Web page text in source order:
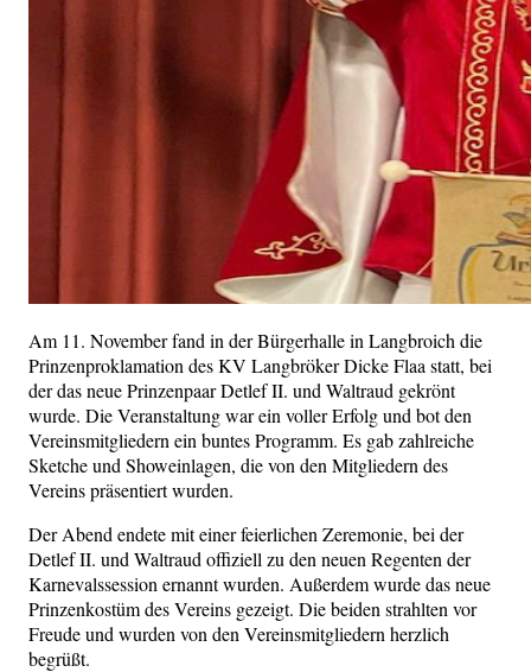
Am 11. November fand in der Bürgerhalle in Langbroich die
Prinzenproklamation des KV Langbröker Dicke Flaa statt, bei
der das neue Prinzenpaar Detlef II. und Waltraud gekrönt
wurde. Die Veranstaltung war ein voller Erfolg und bot den
Vereinsmitgliedern ein buntes Programm. Es gab zahlreiche
Sketche und Showeinlagen, die von den Mitgliedern des
Vereins präsentiert wurden.
Der Abend endete mit einer feierlichen Zeremonie, bei der
Detlef II. und Waltraud offiziell zu den neuen Regenten der
Karnevalssession ernannt wurden. Außerdem wurde das neue
Prinzenkostüm des Vereins gezeigt. Die beiden strahlten vor
Freude und wurden von den Vereinsmitgliedern herzlich
begrüßt.